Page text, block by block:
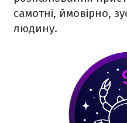
самотні, ймовірно,
людину.